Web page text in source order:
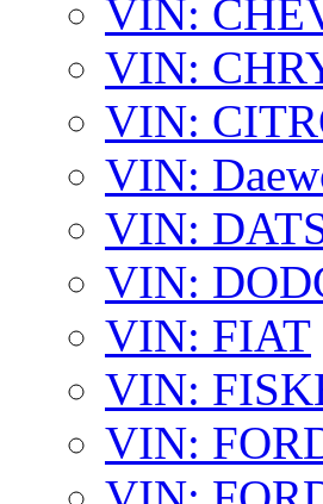
VIN:
VIN:
VIN:
VIN:
VIN:
VIN:
VIN: FIAT
VIN:
VIN: